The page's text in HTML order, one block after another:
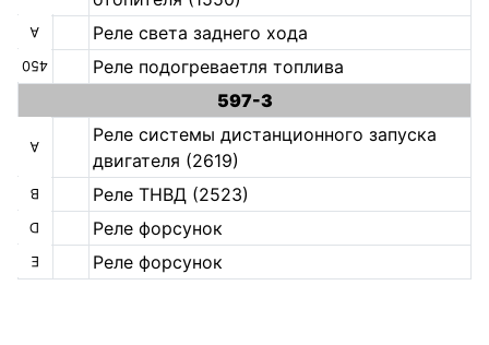
А Реле света заднего хода
450
Реле подогреваетля топлива
597-3
А
Реле системы дистанционного запуска
двигателя (2619)
B Реле ТНВД (2523)
D Реле форсунок
E Реле форсунок